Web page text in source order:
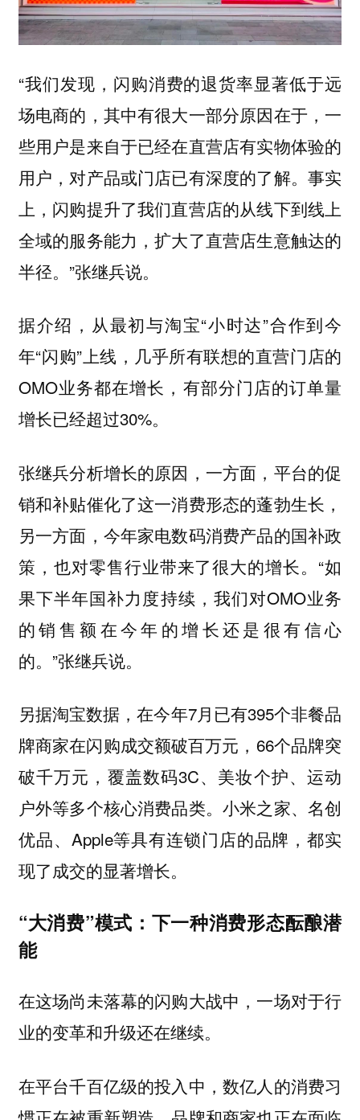
“我们发现，闪购消费的退货率显著低于远
场电商的，其中有很大一部分原因在于，一
些用户是来自于已经在直营店有实物体验的
用户，对产品或门店已有深度的了解。事实
上，闪购提升了我们直营店的从线下到线上
全域的服务能力，扩大了直营店生意触达的
半径。”张继兵说。
据介绍，从最初与淘宝“小时达”合作到今
年“闪购”上线，几乎所有联想的直营门店的
OMO业务都在增长，有部分门店的订单量
增长已经超过30%。
张继兵分析增长的原因，一方面，平台的促
销和补贴催化了这一消费形态的蓬勃生长，
另一方面，今年家电数码消费产品的国补政
策，也对零售行业带来了很大的增长。“如
果下半年国补力度持续，我们对OMO业务
的销售额在今年的增长还是很有信心
的。”张继兵说。
另据淘宝数据，在今年7月已有395个非餐品
牌商家在闪购成交额破百万元，66个品牌突
破千万元，覆盖数码3C、美妆个护、运动
户外等多个核心消费品类。小米之家、名创
优品、Apple等具有连锁门店的品牌，都实
现了成交的显著增长。
“大消费”模式：下一种消费形态酝酿潜
能
在这场尚未落幕的闪购大战中，一场对于行
业的变革和升级还在继续。
在平台千百亿级的投入中，数亿人的消费习